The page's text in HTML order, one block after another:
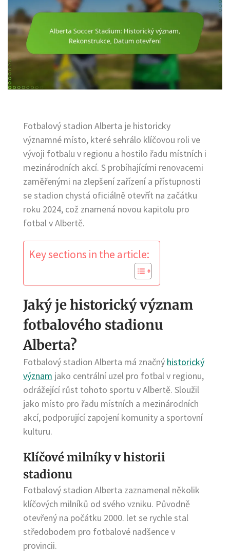
Fotbalový stadion Alberta je historicky
významné místo, které sehrálo klíčovou roli ve
vývoji fotbalu v regionu a hostilo řadu místních i
mezinárodních akcí. S probíhajícími renovacemi
zaměřenými na zlepšení zařízení a přístupnosti
se stadion chystá oficiálně otevřít na začátku
roku 2024, což znamená novou kapitolu pro
fotbal v Albertě.
Key sections in the article:
Jaký je historický význam
fotbalového stadionu
Alberta?
Fotbalový stadion Alberta má značný historický
význam jako centrální uzel pro fotbal v regionu,
odrážející růst tohoto sportu v Albertě. Sloužil
jako místo pro řadu místních a mezinárodních
akcí, podporující zapojení komunity a sportovní
kulturu.
Klíčové milníky v historii
stadionu
Fotbalový stadion Alberta zaznamenal několik
klíčových milníků od svého vzniku. Původně
otevřený na počátku 2000. let se rychle stal
středobodem pro fotbalové nadšence v
provincii.